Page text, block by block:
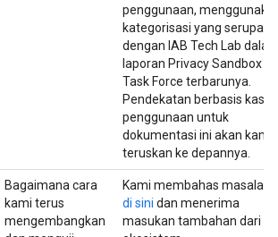
penggunaan,
kategorisasi yang serupa
dengan IAB Tech Lab
laporan Privacy Sandbox
Task Force terbarunya.
Pendekatan berbasis kasus
penggunaan untuk
dokumentasi ini akan kami
teruskan ke depannya.
Bagaimana cara
kami terus
mengembangkan
Kami membahas masalah
di sini dan menerima
masukan tambahan dari